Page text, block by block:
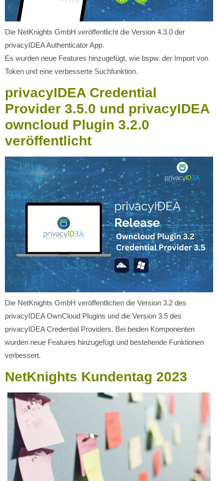
Die NetKnights GmbH veröffentlicht die Version 4.3.0 der
privacyIDEA Authenticator App.
Es wurden neue Features hinzugefügt, wie bspw. der Import von
Token und eine verbesserte Suchfunktion.
privacyIDEA Credential
Provider 3.5.0 und privacyIDEA
owncloud Plugin 3.2.0
veröffentlicht
Die NetKnights GmbH veröffentlichen die Version 3.2 des
privacyIDEA OwnCloud Plugins und die Version 3.5 des
privacyIDEA Credential Providers. Bei beiden Komponenten
wurden neue Features hinzugefügt und bestehende Funktionen
verbessert.
NetKnights Kundentag 2023